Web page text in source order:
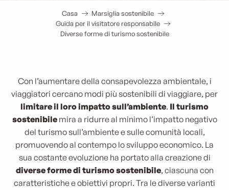
Casa
Marsiglia sostenibile
Guida per il visitatore responsabile
Diverse forme di turismo sostenibile
Con l’aumentare della consapevolezza ambientale, i
viaggiatori cercano modi più sostenibili di viaggiare, per
limitare il loro impatto sull’ambiente. Il turismo
sostenibilemira a ridurre al minimo l’impatto negativo
del turismo sull’ambiente e sulle comunità locali,
promuovendo al contempo lo sviluppo economico. La
sua costante evoluzione ha portato alla creazione di
diverse forme di turismo sostenibile, ciascuna con
caratteristiche e obiettivi propri. Tra le diverse varianti